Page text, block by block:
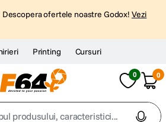
Descopera ofertele noastre Godox! Vezi
Printing Cursuri
0 0
caracteristici...